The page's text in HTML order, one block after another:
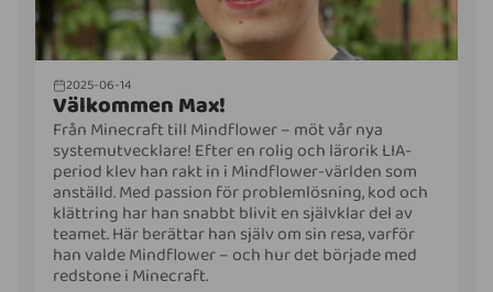
2025-06-14
Välkommen Max!
Från Minecraft till Mindflower – möt vår nya
systemutvecklare! Efter en rolig och lärorik LIA-
period klev han rakt in i Mindflower-världen som
anställd. Med passion för problemlösning, kod och
klättring har han snabbt blivit en självklar del av
teamet. Här berättar han själv om sin resa, varför
han valde Mindflower – och hur det började med
redstone i Minecraft.